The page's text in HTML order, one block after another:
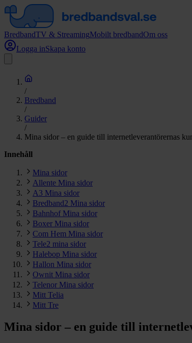
BredbandTV & StreamingMobilt bredbandOm oss
Logga inSkapa konto
/
Bredband
/
Guider
/
Mina sidor – en guide till internetleverantörernas
Innehåll
Mina sidor
Allente Mina sidor
A3 Mina sidor
Bredband2 Mina sidor
Bahnhof Mina sidor
Boxer Mina sidor
Com Hem Mina sidor
Tele2 mina sidor
Halebop Mina sidor
Hallon Mina sidor
Ownit Mina sidor
Telenor Mina sidor
Mitt Telia
Mitt Tre
Mina sidor – en guide till